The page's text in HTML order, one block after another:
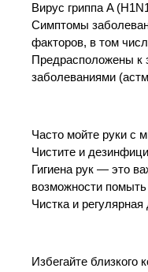
Вирус гриппа A
Симптомы
факторов, в том
Предрасположены
заболеваниями
Часто мойте руки с
Чистите и
Гигиена рук — это
возможности
Чистка и
Избегайте